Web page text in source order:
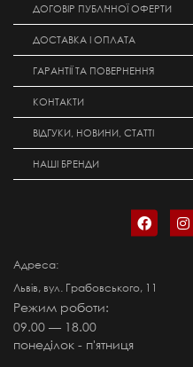
ДОГОВІР ПУБЛІЧНОЇ ОФЕРТИ
ДОСТАВКА І ОПЛАТА
ГАРАНТІЇ ТА ПОВЕРНЕННЯ
КОНТАКТИ
ВІДГУКИ, НОВИНИ, СТАТТІ
НАШІ БРЕНДИ
Адреса:
Львів, вул. Грабовського, 11
Режим роботи:
09.00 — 18.00
понеділок - п'ятниця